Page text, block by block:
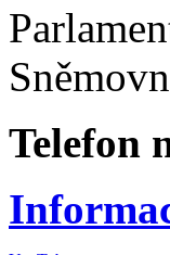
Telefon